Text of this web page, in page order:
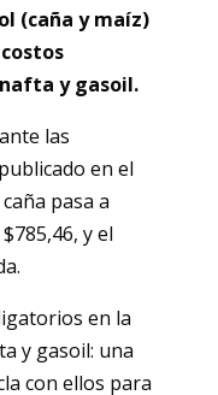
(caña y maíz)
y gasoil.
las
en el
pasa a
y el
en la
y gasoil: una
con ellos para